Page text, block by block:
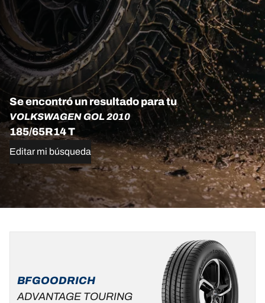
Se encontró un resultado para tu
VOLKSWAGEN GOL 2010
185/65R14 T
Editar mi búsqueda
BFGOODRICH
ADVANTAGE TOURING
54211